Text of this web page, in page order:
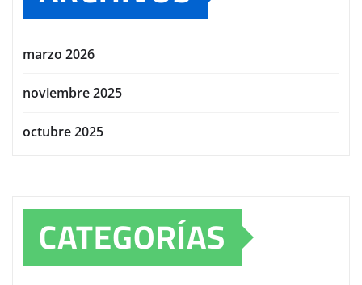
marzo 2026
noviembre 2025
octubre 2025
CATEGORÍAS